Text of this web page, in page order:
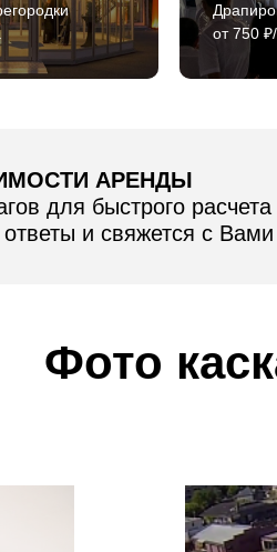
от 750
АРЕНДЫ
для быстрого
и свяжется с Вами
Фото